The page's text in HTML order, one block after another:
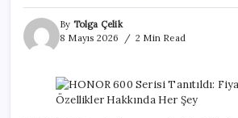
By Tolga Çelik
8 Mayıs 2026
2 Min Read